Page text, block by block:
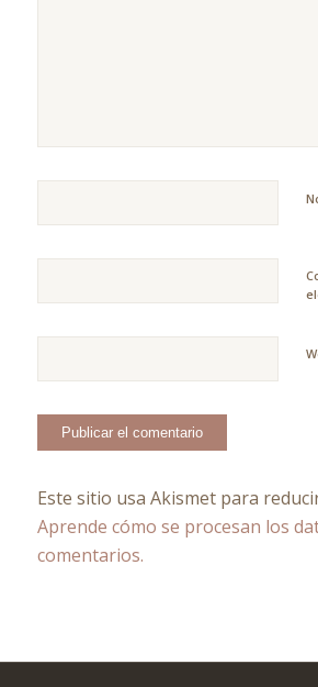
Este sitio usa Akismet para
Aprende cómo se procesan los
comentarios.